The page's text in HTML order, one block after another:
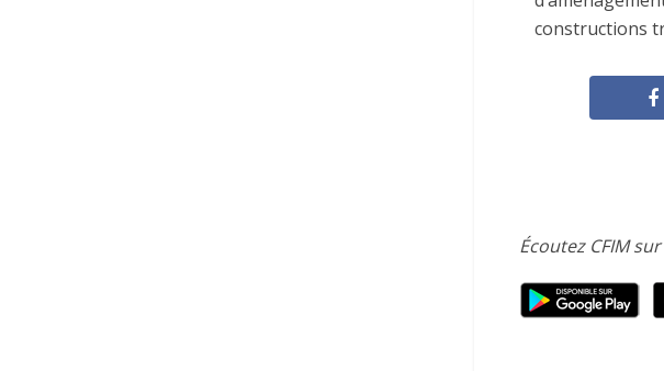
constructions
Écoutez CFIM